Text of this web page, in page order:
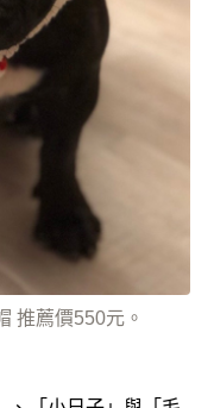
推薦價550元。